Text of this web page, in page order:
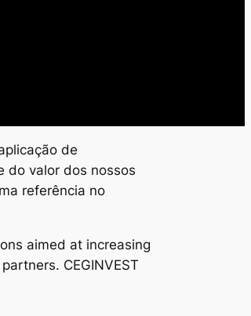
de
do valor dos nossos
referência no
aimed at increasing
CEGINVEST